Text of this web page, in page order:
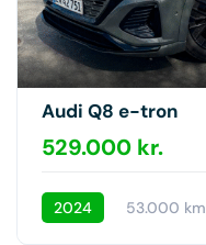
Audi Q8 e-tron
529.000 kr.
2024 53.000 km